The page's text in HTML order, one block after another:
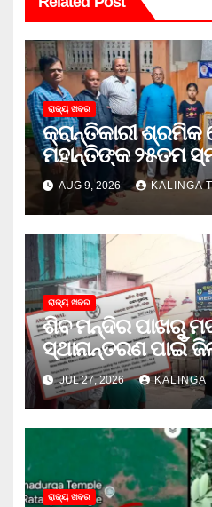
ରାଜ୍ୟ ଖବର
କ୍ରାନ୍ତିକାରୀ ଶ୍ରମିକ
ମହାନ୍ତିଙ୍କ ୨୫ତମ
AUG 9, 2026 KALINGA
ରାଜ୍ୟ ଖବର
ଶିବ ମନ୍ଦିର ପାଖରୁ
ସ୍ଥାନାନ୍ତରଣ ପାଇଁ
ଦାବି କଲେ ଅନିଲ
JUL 27, 2026 KALINGA
ରାଜ୍ୟ ଖବର